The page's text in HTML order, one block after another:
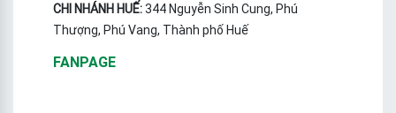
CHI NHÁNH HUẾ:344 Nguyễn Sinh Cung, Phú
Thượng, Phú Vang, Thành phố Huế
FANPAGE